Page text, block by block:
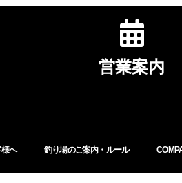
営業案内
へ 釣り場のご案内・ルール